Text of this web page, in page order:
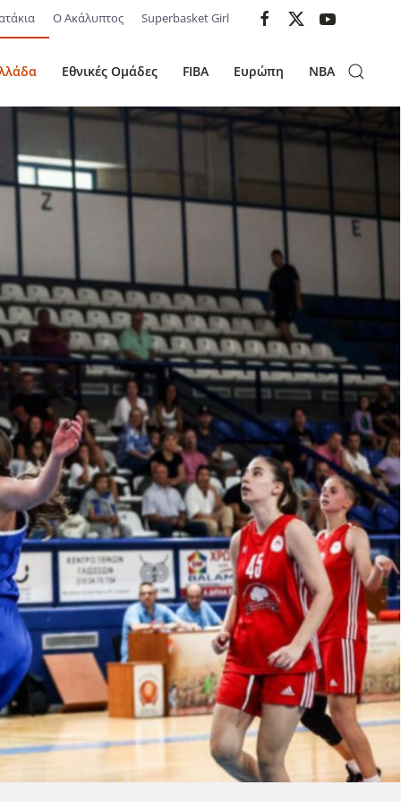
Ο Ακάλυπτος Superbasket Girl
Εθνικές Ομάδες FIBA Ευρώπη NBA